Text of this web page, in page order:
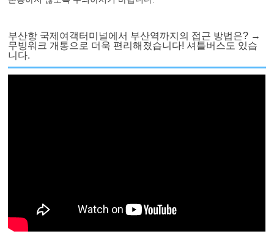
부산항 국제여객터미널에서 부산역까지의 접근 방법은? →
무빙워크 개통으로 더욱 편리해졌습니다! 셔틀버스도 있습
니다.